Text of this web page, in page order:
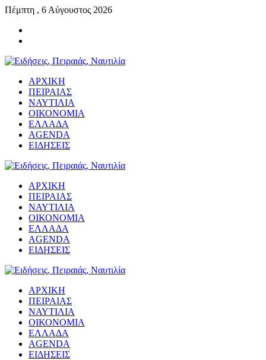
Πέμπτη , 6 Αύγουστος 2026
ΑΡΧΙΚΗ
ΠΕΙΡΑΙΑΣ
ΝΑΥΤΙΛΙΑ
ΟΙΚΟΝΟΜΙΑ
ΕΛΛΑΔΑ
AGENDA
ΕΙΔΗΣΕΙΣ
ΑΡΧΙΚΗ
ΠΕΙΡΑΙΑΣ
ΝΑΥΤΙΛΙΑ
ΟΙΚΟΝΟΜΙΑ
ΕΛΛΑΔΑ
AGENDA
ΕΙΔΗΣΕΙΣ
ΑΡΧΙΚΗ
ΠΕΙΡΑΙΑΣ
ΝΑΥΤΙΛΙΑ
ΟΙΚΟΝΟΜΙΑ
ΕΛΛΑΔΑ
AGENDA
ΕΙΔΗΣΕΙΣ